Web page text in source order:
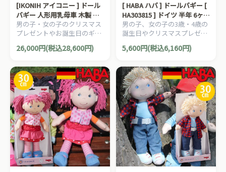
[IKONIH アイコニー ] ドール
バギー 人形用乳母車 木製 檜
日本産ひのき 木製おままごと
ごっこ遊び
男の子・女の子のクリスマス
プレゼントやお誕生日のギフ
ト、保育園や施設にもぴった
りな、[IKONIH アイコニー ド
26,000円(税込28,600円)
[ HABA ハバ ] ドールバギー [
HA303815 ] ドイツ 半年 6ヶ月
ブラザージョルダン ごっこ遊
び お世話 乳母車 ぬいぐるみ
折りたたみ
男の子、女の子の3歳・4歳の
誕生日やクリスマスプレゼン
トにおすすめの、ドイツ
HABA ハバ社の木のおもち
5,600円(税込6,160円)